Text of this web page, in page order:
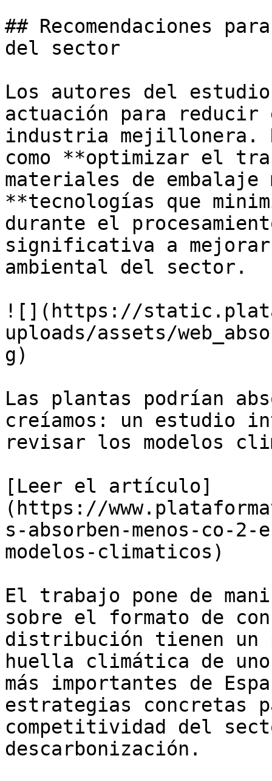
## Recomendaciones
del sector
Los autores del
actuación para
industria mejillonera.
como **optimizar el
materiales de
**tecnologías que
durante el
significativa a
ambiental del sector.
![](https://
uploads/assets/
g)
Las plantas podrían
creíamos: un estudio
revisar los modelos
[Leer el artículo]
(https://
s-absorben-menos-co-
modelos-climaticos)
El trabajo pone de
sobre el formato de
distribución tienen un
huella climática de
más importantes de
estrategias concretas
competitividad del
descarbonización.